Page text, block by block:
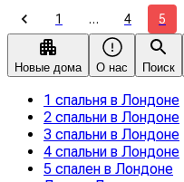
1 … 4 5
Новые дома О нас Поиск
1 спальня в Лондоне
2 спальни в Лондоне
3 спальни в Лондоне
4 спальни в Лондоне
5 спален в Лондоне